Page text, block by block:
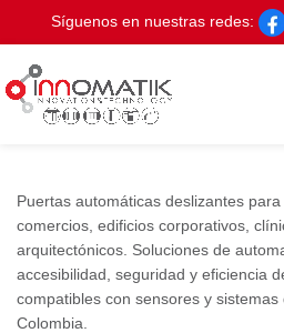
Síguenos en nuestras redes:
Puertas automáticas deslizantes
comercios, edificios corporativos,
arquitectónicos. Soluciones de
accesibilidad, seguridad y eficiencia
compatibles con sensores y
Colombia.